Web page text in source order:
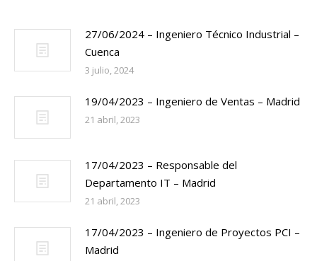
27/06/2024 – Ingeniero Técnico Industrial –
Cuenca
3 julio, 2024
19/04/2023 – Ingeniero de Ventas – Madrid
21 abril, 2023
17/04/2023 – Responsable del
Departamento IT – Madrid
21 abril, 2023
17/04/2023 – Ingeniero de Proyectos PCI –
Madrid